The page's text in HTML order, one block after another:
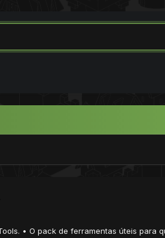
• O pack de ferramentas úteis para